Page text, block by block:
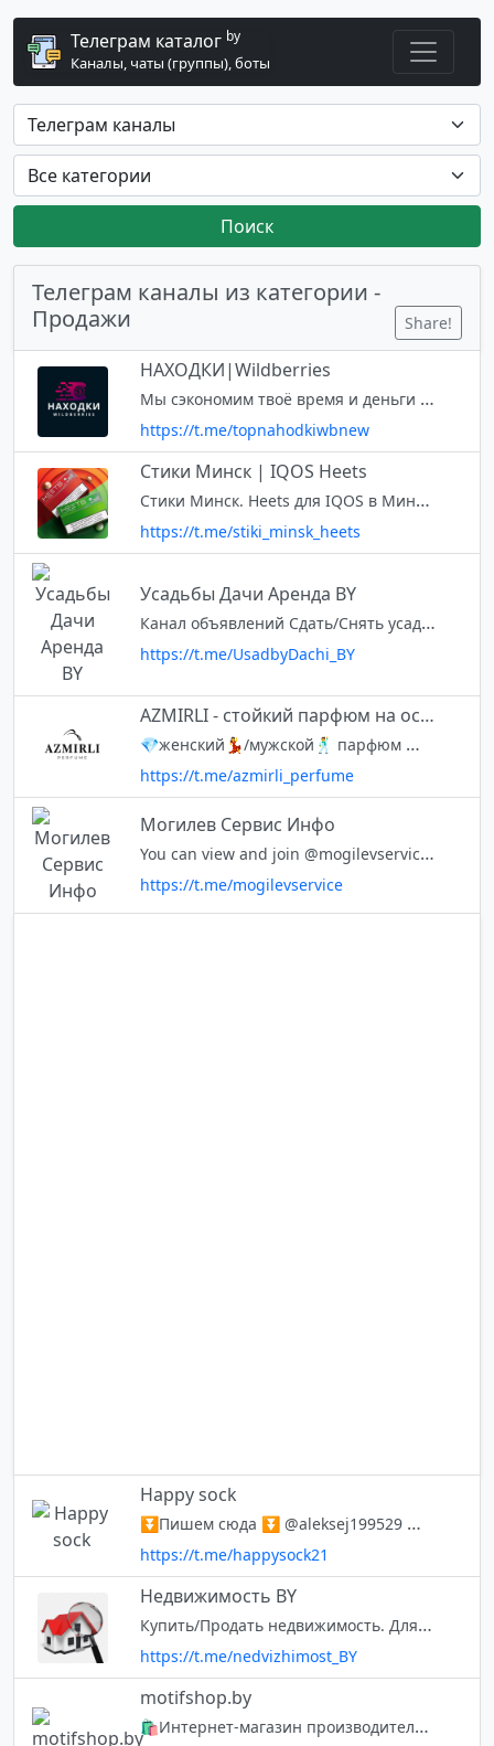
Телеграм каталог by
Каналы, чаты (группы), боты
Поиск
Телеграм каналы из категории -
Продажи
Share!
НАХОДКИ|Wildberries
Мы сэкономим твоё время и деньги 🥰 Включи уведомления 🔔 Подпишись✔️ Менеджер рекламы - @dimaadminwb
https://t.me/topnahodkiwbnew
Стики Минск | IQOS Heets
Стики Минск. Heets для IQOS в Минске всегда в наличии. Для заказа писать: @stiki_minsk_iqos
https://t.me/stiki_minsk_heets
Усадьбы Дачи Аренда BY
Канал объявлений Сдать/Снять усадьбу Для составления и публикации объявления используйте бот 💠 @BlakitBot 💠 @BraslavLakes – канал объявлений усадеб в Браславском районе
https://t.me/UsadbyDachi_BY
AZMIRLI - стойкий парфюм на основе масла
💎женский💃/мужской🕺 парфюм 💎масла 100% (Швейцария, LUZI) 💎эксклюзивные ароматы🎉 💎доставка по всему миру🌍 ⌛стойкость до 48 ч 🎁Бонусы для подписчиков👇 Связаться с нами: https://t.me/Azmirliperfume Наш Инстаграм: Instagram.com/
https://t.me/azmirli_perfume
Могилев Сервис Инфо
You can view and join @mogilevservice right away.
https://t.me/mogilevservice
Happy sock
⏬Пишем сюда ⏬ @aleksej199529 💎Подберём для Вас любой товар 🤗 💎Скидка 10% при следующем заказе🚀 💎Отправка европочтой, Белпочтой, Минск доставка курьером либо самовывоз Оплата на почте при получении посылочки (наложенным платеж
https://t.me/happysock21
Недвижимость BY
Купить/Продать недвижимость. Для составления и публикации объявления используйте бот 💠 @BlakitBot 💠
https://t.me/nedvizhimost_BY
motifshop.by
🛍Интернет-магазин производителя белорусской дизайнерской одежды. ☎️+375447469614 @SvetlanaSh09